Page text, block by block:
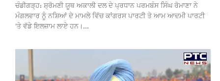
ਚੰਡੀਗੜ੍ਹ: ਸ਼੍ਰੋਮਣੀ ਯੂਥ ਅਕਾਲੀ ਦਲ ਦੇ ਪ੍ਰਧਾਨ ਪਰਮਬੰਸ ਸਿੰਘ ਰੋਮਾਣਾ ਨੇ
ਮੰਗਲਵਾਰ ਨੂੰ ਨਸ਼ਿਆਂ ਦੇ ਮਾਮਲੇ ਵਿੱਚ ਕਾਂਗਰਸ ਪਾਰਟੀ ਤੇ ਆਮ ਆਦਮੀ ਪਾਰਟੀ
'ਤੇ ਵੱਡੇ ਇਲਜ਼ਾਮ ਲਾਏ ਹਨ।...